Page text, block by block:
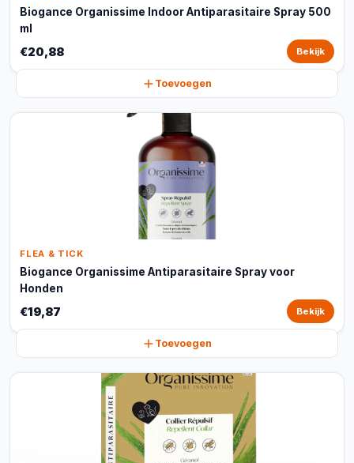
Biogance Organissime Indoor Antiparasitaire Spray 500
ml
€20,88 Bekijk
Toevoegen
FLEA & TICK
Biogance Organissime Antiparasitaire Spray voor
Honden
€19,87 Bekijk
Toevoegen